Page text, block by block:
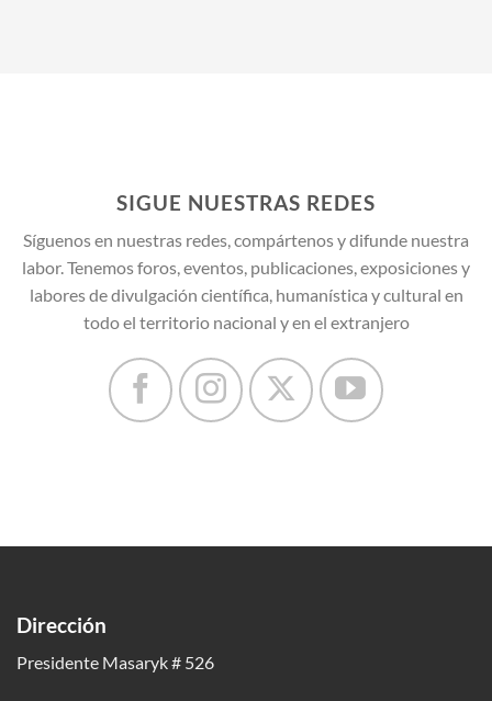
SIGUE NUESTRAS REDES
Síguenos en nuestras redes, compártenos y difunde nuestra
labor. Tenemos foros, eventos, publicaciones, exposiciones y
labores de divulgación científica, humanística y cultural en
todo el territorio nacional y en el extranjero
Dirección
Presidente Masaryk # 526